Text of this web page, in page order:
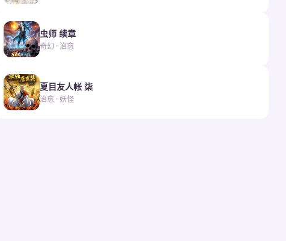
虫师 续章
奇幻 · 治愈
夏目友人帐 柒
治愈 · 妖怪